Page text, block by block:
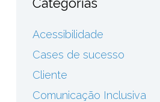
Categorias
Acessibilidade
Cases de sucesso
Cliente
Comunicação Inclusiva